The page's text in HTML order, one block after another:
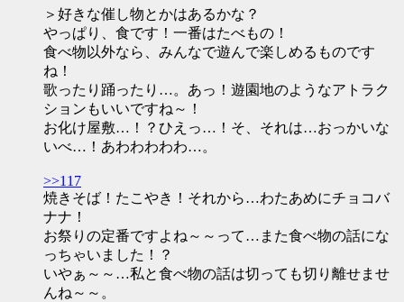
＞好きな催し物とかはあるかな？
やっぱり、食です！一番はたべもの！
食べ物以外なら、みんなで遊んで楽しめるものです
ね！
歌ったり踊ったり…。あっ！遊園地のようなアトラク
ションもいいですね～！
お化け屋敷…！？ひえっ…！そ、それは…おっかいな
いべ…！あわわわわわ…。
>>117
焼きそば！たこやき！それから…わたあめにチョコバ
ナナ！
お祭りの定番ですよね～～って…また食べ物の話にな
っちゃいました！？
いやぁ～～…私と食べ物の話は切っても切り離せませ
んね～～。